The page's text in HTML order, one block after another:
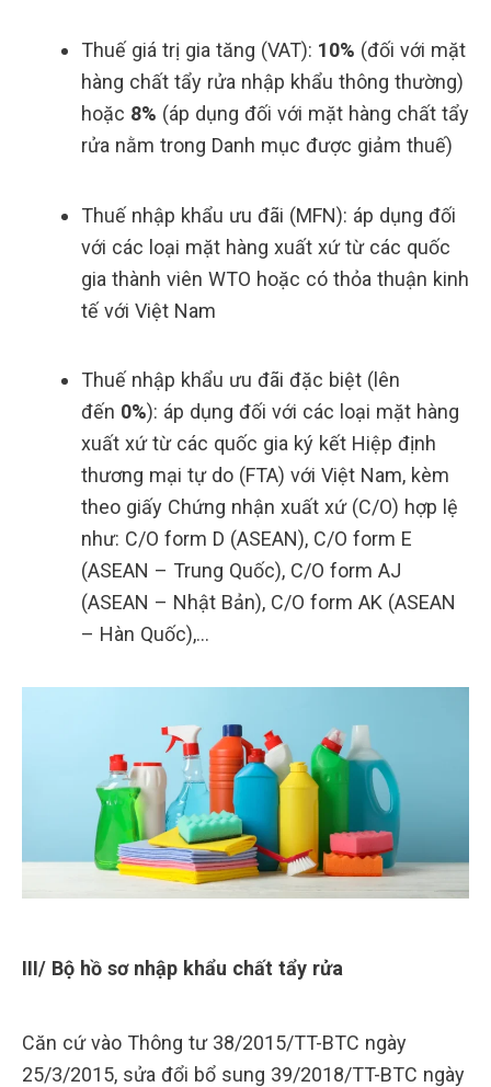
Thuế giá trị gia tăng (VAT): 10% (đối với mặt
hàng chất tẩy rửa nhập khẩu thông thường)
hoặc 8% (áp dụng đối với mặt hàng chất tẩy
rửa nằm trong Danh mục được giảm thuế)
Thuế nhập khẩu ưu đãi (MFN): áp dụng đối
với các loại mặt hàng xuất xứ từ các quốc
gia thành viên WTO hoặc có thỏa thuận kinh
tế với Việt Nam
Thuế nhập khẩu ưu đãi đặc biệt (lên
đến 0%): áp dụng đối với các loại mặt hàng
xuất xứ từ các quốc gia ký kết Hiệp định
thương mại tự do (FTA) với Việt Nam, kèm
theo giấy Chứng nhận xuất xứ (C/O) hợp lệ
như: C/O form D (ASEAN), C/O form E
(ASEAN – Trung Quốc), C/O form AJ
(ASEAN – Nhật Bản), C/O form AK (ASEAN
– Hàn Quốc),…
III/ Bộ hồ sơ nhập khẩu chất tẩy rửa
Căn cứ vào Thông tư 38/2015/TT-BTC ngày
25/3/2015, sửa đổi bổ sung 39/2018/TT-BTC ngày